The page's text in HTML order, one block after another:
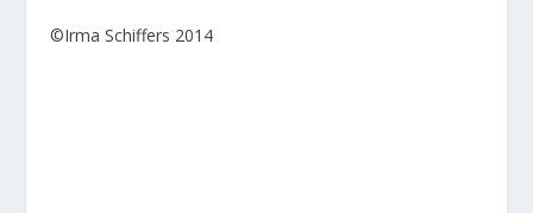
©Irma Schiffers 2014